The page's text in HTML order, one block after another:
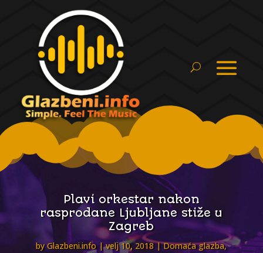
Plavi orkestar nakon
rasprodane Ljubljane stiže u
Zagreb
byGlazbeni.info velj 10, 2018 Domaća glazba,